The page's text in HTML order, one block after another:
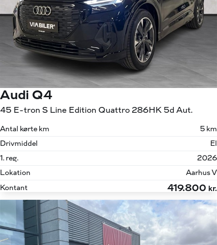
Audi Q4
45 E-tron S Line Edition Quattro 286HK 5d Aut.
Antal kørte km
5 km
Drivmiddel
El
1. reg.
2026
Lokation
Aarhus V
Kontant
419.800 kr.